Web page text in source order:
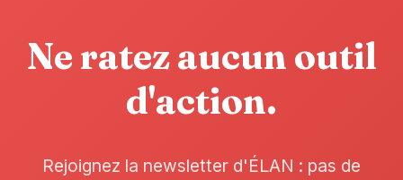
Ne ratez aucun outil
d'action.
Rejoignez la newsletter d'ÉLAN : pas de